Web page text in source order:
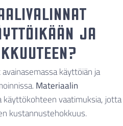
ja
käyttöiän ja
Materiaalin
vaatimuksia, jotta
kustannustehokkuus.